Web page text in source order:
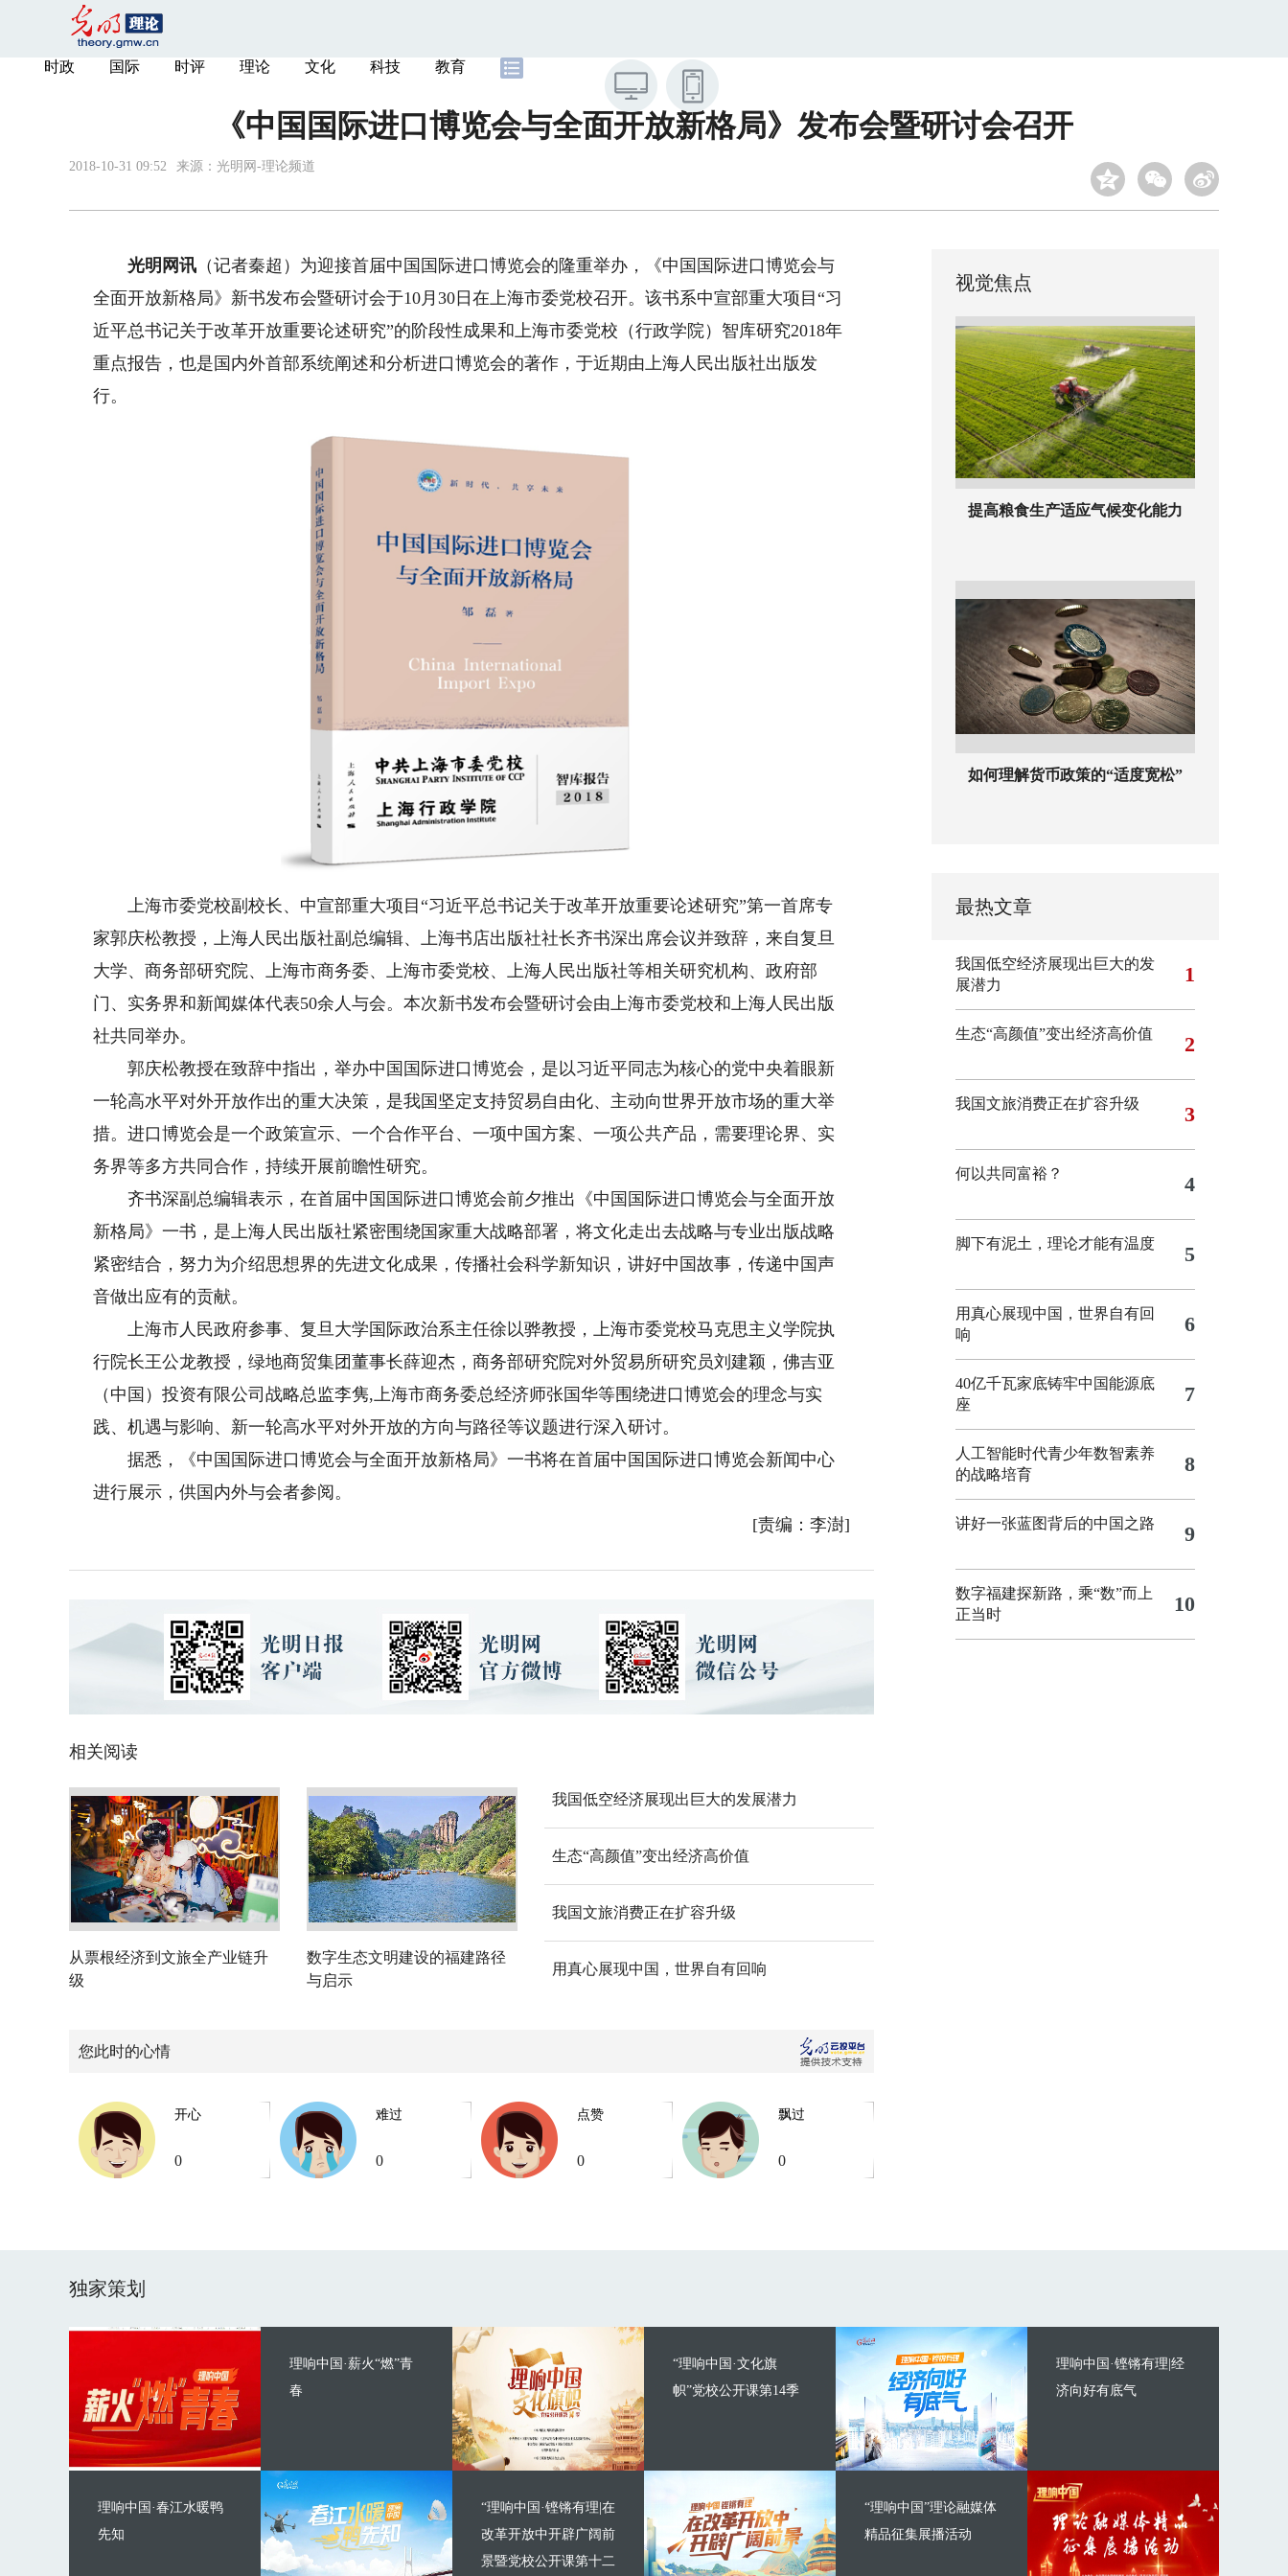
时政 国际 时评 理论 文化 科技 教育
《中国国际进口博览会与全面开放新格局》发布会暨研讨会召开
2018-10-31 09:52 来源： 光明网-理论频道
光明网讯 （记者秦超）为迎接首届中国国际进口博览会的隆重举办，《中国国际进口博览会与
全面开放新格局》新书发布会暨研讨会于10月30日在上海市委党校召开。该书系中宣部重大项目“习
近平总书记关于改革开放重要论述研究”的阶段性成果和上海市委党校（行政学院）智库研究2018年
重点报告，也是国内外首部系统阐述和分析进口博览会的著作，于近期由上海人民出版社出版发
行。
上海市委党校副校长、中宣部重大项目“习近平总书记关于改革开放重要论述研究”第一首席专
家郭庆松教授，上海人民出版社副总编辑、上海书店出版社社长齐书深出席会议并致辞，来自复旦
大学、商务部研究院、上海市商务委、上海市委党校、上海人民出版社等相关研究机构、政府部
门、实务界和新闻媒体代表50余人与会。本次新书发布会暨研讨会由上海市委党校和上海人民出版
社共同举办。
郭庆松教授在致辞中指出，举办中国国际进口博览会，是以习近平同志为核心的党中央着眼新
一轮高水平对外开放作出的重大决策，是我国坚定支持贸易自由化、主动向世界开放市场的重大举
措。进口博览会是一个政策宣示、一个合作平台、一项中国方案、一项公共产品，需要理论界、实
务界等多方共同合作，持续开展前瞻性研究。
齐书深副总编辑表示，在首届中国国际进口博览会前夕推出《中国国际进口博览会与全面开放
新格局》一书，是上海人民出版社紧密围绕国家重大战略部署，将文化走出去战略与专业出版战略
紧密结合，努力为介绍思想界的先进文化成果，传播社会科学新知识，讲好中国故事，传递中国声
音做出应有的贡献。
上海市人民政府参事、复旦大学国际政治系主任徐以骅教授，上海市委党校马克思主义学院执
行院长王公龙教授，绿地商贸集团董事长薛迎杰，商务部研究院对外贸易所研究员刘建颖，佛吉亚
（中国）投资有限公司战略总监李隽,上海市商务委总经济师张国华等围绕进口博览会的理念与实
践、机遇与影响、新一轮高水平对外开放的方向与路径等议题进行深入研讨。
据悉，《中国国际进口博览会与全面开放新格局》一书将在首届中国国际进口博览会新闻中心
进行展示，供国内外与会者参阅。
[责编：李澍]
相关阅读
从票根经济到文旅全产业链升
级
数字生态文明建设的福建路径
与启示
我国低空经济展现出巨大的发展潜力
生态“高颜值”变出经济高价值
我国文旅消费正在扩容升级
用真心展现中国，世界自有回响
您此时的心情
开心
0
难过
0
点赞
0
飘过
0
视觉焦点
提高粮食生产适应气候变化能力
如何理解货币政策的“适度宽松”
最热文章
我国低空经济展现出巨大的发
展潜力
1
生态“高颜值”变出经济高价值 2
我国文旅消费正在扩容升级 3
何以共同富裕？ 4
脚下有泥土，理论才能有温度 5
用真心展现中国，世界自有回
响
6
40亿千瓦家底铸牢中国能源底
座
7
人工智能时代青少年数智素养
的战略培育
8
讲好一张蓝图背后的中国之路 9
数字福建探新路，乘“数”而上
正当时
10
独家策划
理响中国·薪火“燃”青
春
理响中国·春江水暖鸭
先知
“理响中国·文化旗
帜”党校公开课第14季
“理响中国·铿锵有理|在
改革开放中开辟广阔前
景暨党校公开课第十二
理响中国·铿锵有理|经
济向好有底气
“理响中国”理论融媒体
精品征集展播活动